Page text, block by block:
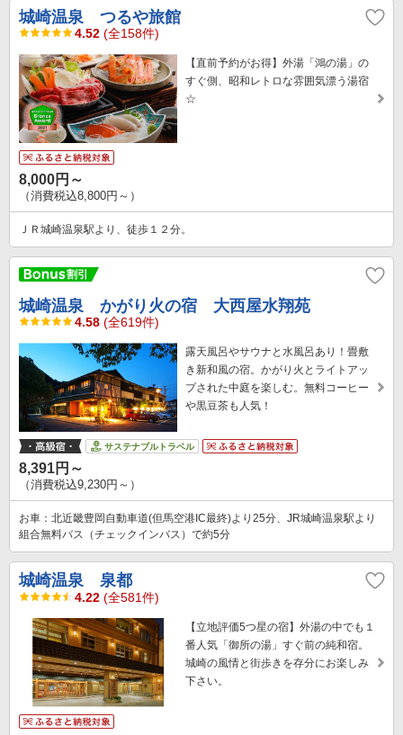
城崎温泉 つるや旅館
4.52 (全158件)
【直前予約がお得】外湯「鴻の湯」の
すぐ側、昭和レトロな雰囲気漂う湯宿
☆
8,000円～
（消費税込8,800円～）
ＪＲ城崎温泉駅より、徒歩１２分。
城崎温泉 かがり火の宿 大西屋水翔苑
4.58 (全619件)
露天風呂やサウナと水風呂あり！畳敷
き新和風の宿。かがり火とライトアッ
プされた中庭を楽しむ。無料コーヒー
や黒豆茶も人気！
サステナブルトラベル
8,391円～
（消費税込9,230円～）
お車：北近畿豊岡自動車道(但馬空港IC最終)より25分、JR城崎温泉駅より
組合無料バス（チェックインバス）で約5分
城崎温泉 泉都
4.22 (全581件)
【立地評価5つ星の宿】外湯の中でも１
番人気「御所の湯」すぐ前の純和宿。
城崎の風情と街歩きを存分にお楽しみ
下さい。